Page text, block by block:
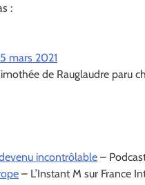
:
mars 2021
de Rauglaudre paru
incontrôlable –
– L’Instant M sur France